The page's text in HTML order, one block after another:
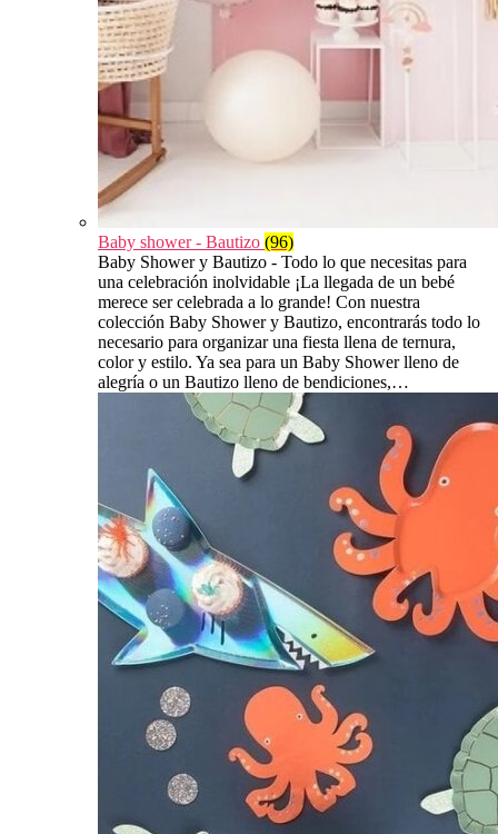
Baby shower - Bautizo (96)
Baby Shower y Bautizo - Todo lo que necesitas para
una celebración inolvidable ¡La llegada de un bebé
merece ser celebrada a lo grande! Con nuestra
colección Baby Shower y Bautizo, encontrarás todo lo
necesario para organizar una fiesta llena de ternura,
color y estilo. Ya sea para un Baby Shower lleno de
alegría o un Bautizo lleno de bendiciones,…